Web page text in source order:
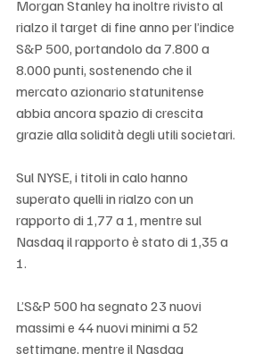
Morgan Stanley ha inoltre rivisto al
rialzo il target di fine anno per l’indice
S&P 500, portandolo da 7.800 a
8.000 punti, sostenendo che il
mercato azionario statunitense
abbia ancora spazio di crescita
grazie alla solidità degli utili societari.
Sul NYSE, i titoli in calo hanno
superato quelli in rialzo con un
rapporto di 1,77 a 1, mentre sul
Nasdaq il rapporto è stato di 1,35 a
1.
L’S&P 500 ha segnato 23 nuovi
massimi e 44 nuovi minimi a 52
settimane, mentre il Nasdaq